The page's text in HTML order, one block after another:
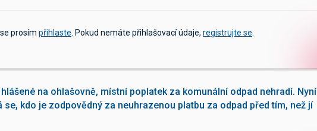
prosím přihlaste . Pokud nemáte přihlašovací údaje, registrujte se
na ohlašovně, místní poplatek za komunální odpad nehradí. Nyní
se, kdo je zodpovědný za neuhrazenou platbu za odpad před tím, než jí